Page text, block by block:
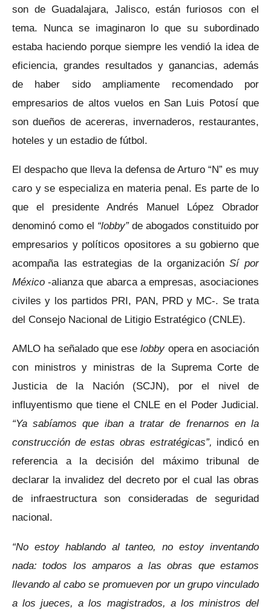
son de Guadalajara, Jalisco, están furiosos con el
tema. Nunca se imaginaron lo que su subordinado
estaba haciendo porque siempre les vendió la idea de
eficiencia, grandes resultados y ganancias, además
de haber sido ampliamente recomendado por
empresarios de altos vuelos en San Luis Potosí que
son dueños de acereras, invernaderos, restaurantes,
hoteles y un estadio de fútbol.
El despacho que lleva la defensa de Arturo “N” es muy
caro y se especializa en materia penal. Es parte de lo
que el presidente Andrés Manuel López Obrador
denominó como el “lobby” de abogados constituido por
empresarios y políticos opositores a su gobierno que
acompaña las estrategias de la organizaciónSí por
México -alianza que abarca a empresas, asociaciones
civiles y los partidos PRI, PAN, PRD y MC-. Se trata
del Consejo Nacional de Litigio Estratégico (CNLE).
AMLO ha señalado que eselobbyopera en asociación
con ministros y ministras de la Suprema Corte de
Justicia de la Nación (SCJN), por el nivel de
influyentismo que tiene el CNLE en el Poder Judicial.
“Ya sabíamos que iban a tratar de frenarnos en la
construcción de estas obras estratégicas”, indicó en
referencia a la decisión del máximo tribunal de
declarar la invalidez del decreto por el cual las obras
de infraestructura son consideradas de seguridad
nacional.
“No estoy hablando al tanteo, no estoy inventando
nada: todos los amparos a las obras que estamos
llevando al cabo se promueven por un grupo vinculado
a los jueces, a los magistrados, a los ministros del